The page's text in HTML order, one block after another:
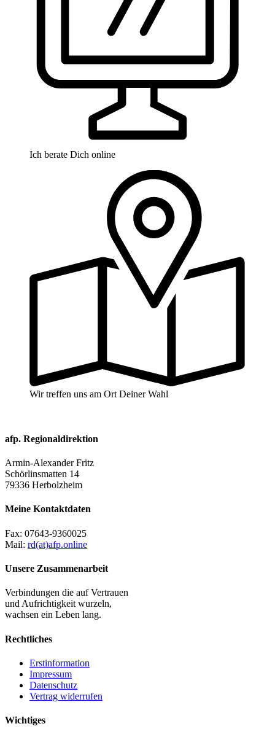
Ich berate Dich online
Wir treffen uns am Ort Deiner Wahl
afp. Regionaldirektion
Armin-Alexander Fritz
Schörlinsmatten 14
79336 Herbolzheim
Meine Kontaktdaten
Fax: 07643-9360025
Mail: rd(at)afp.online
Unsere Zusammenarbeit
Verbindungen die auf Vertrauen
und Aufrichtigkeit wurzeln,
wachsen ein Leben lang.
Rechtliches
Erstinformation
Impressum
Datenschutz
Vertrag widerrufen
Wichtiges